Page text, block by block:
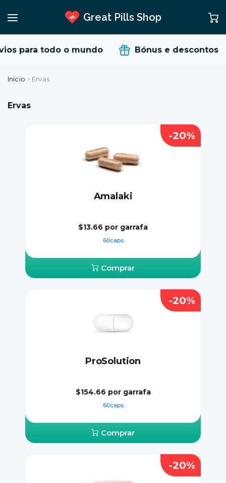
Great Pills Shop
para todo o mundo Bónus e descontos
Início > Ervas
Ervas
Amalaki
$13.66 por garrafa
60caps
Comprar
-20%
ProSolution
$154.66 por garrafa
60caps
Comprar
-20%
-20%